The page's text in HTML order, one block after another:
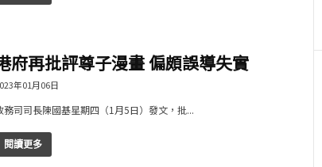
府再批評尊子漫畫 偏頗誤導失實
年01月06日
務司司長陳國基星期四（1月5日）發文，批...
閱讀更多